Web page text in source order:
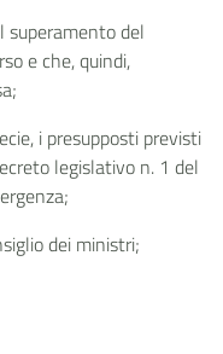
superamento del
e che, quindi,
i presupposti previsti
legislativo n. 1 del
dei ministri;